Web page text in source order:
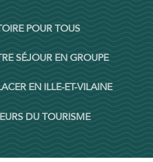
POUR TOUS
SÉJOUR EN GROUPE
EN ILLE-ET-VILAINE
DU TOURISME